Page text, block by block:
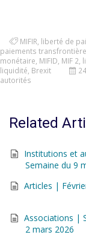
MIFIR liberté de
paiements
monétaire MIFID MIF 2
liquidité Brexit
autorités
Related
Institutions et
Semaine du 9
Articles |
Associations |
2 mars 2026